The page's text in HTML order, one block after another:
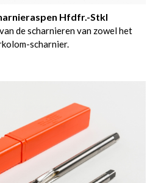
Hfdfr.-Stkl
de scharnieren van zowel het
scharnier.